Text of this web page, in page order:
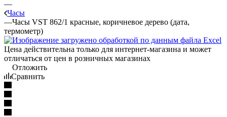
—
Часы
—Часы VST 862/1 красные, коричневое дерево (дата,
термометр)
Цена действительна только для интернет-магазина и может
отличаться от цен в розничных магазинах
Отложить
Сравнить